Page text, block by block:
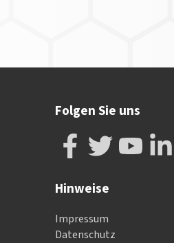
Folgen Sie uns
Hinweise
Impressum
Datenschutz